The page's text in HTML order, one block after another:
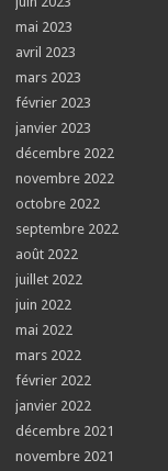
mai 2023
avril 2023
mars 2023
février 2023
janvier 2023
décembre 2022
novembre 2022
octobre 2022
septembre 2022
août 2022
juillet 2022
juin 2022
mai 2022
mars 2022
février 2022
janvier 2022
décembre 2021
novembre 2021